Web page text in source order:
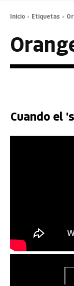
Inicio Etiquetas
Cuando el